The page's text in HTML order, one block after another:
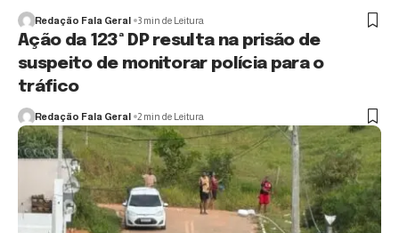
Redação Fala Geral 3 min de Leitura
Ação da 123ª DP resulta na prisão de
suspeito de monitorar polícia para o
tráfico
Redação Fala Geral 2 min de Leitura